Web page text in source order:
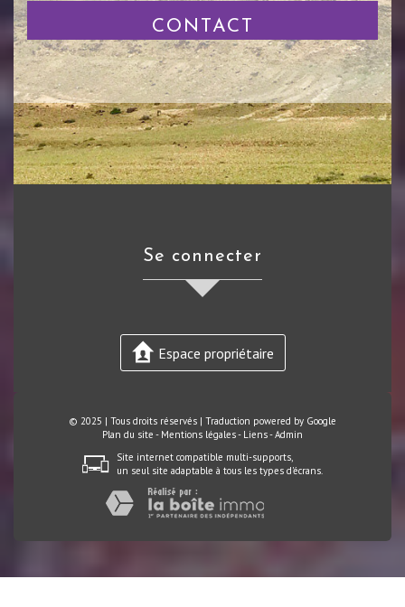
CONTACT
se connecter
Espace propriétaire
© 2025 | Tous droits réservés | Traduction powered by Google
Plan du site - Mentions légales- Liens-Admin
Site internet compatible multi-supports,
un seul site adaptable à tous les types d'écrans.